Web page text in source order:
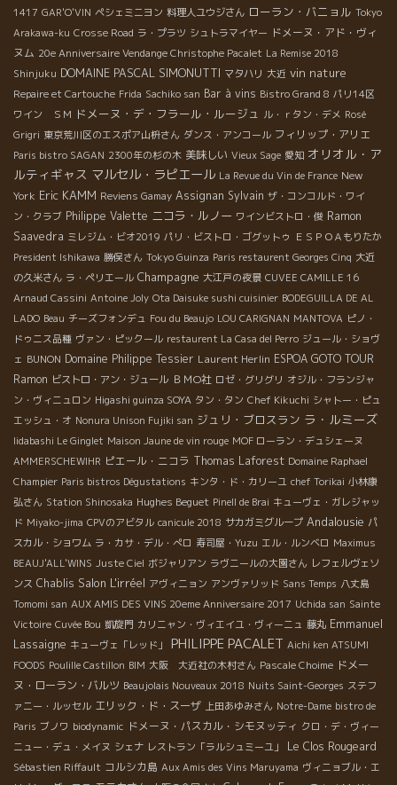
1417 GAR'O'VIN ペシェミニヨン 料理人ユウジさん ローラン・バニョル Tokyo
Arakawa-ku Crosse Road ラ・プラツ シュトラマイヤー ドメーヌ・アド・ヴィ
ヌム 20e Anniversaire Vendange Christophe Pacalet La Remise 2018
Shinjuku DOMAINE PASCAL SIMONUTTI マタハリ 大近 vin nature
Repaire et Cartouche Frida Sachiko san Bar à vins Bistro Grand 8 パリ14区
ワイン ＳＭ ドメーヌ・デ・フラール・ルージュ ル・ｒタン・デメ Rosé
Grigri 東京荒川区のエスポア山枡さん ダンス・アンコール フィリップ・アリエ
Paris bistro SAGAN 2300年の杉の木 美味しい Vieux Sage 愛知 オリオル・ア
ルティギャス マルセル・ラピエール La Revue du Vin de France New
York Eric KAMM Reviens Gamay Assignan Sylvain ザ・コンコルド・ワイ
ン・クラブ Philippe Valette ニコラ・ルノー ワインビストロ・俊 Ramon
Saavedra ミレジム・ビオ2019 パリ・ビストロ・ゴグットゥ ＥＳＰＯＡもりたか
President Ishikawa 勝俣さん Tokyo Guinza Paris restaurent Georges Cinq 大近
の久米さん ラ・ペリエール Champagne 大江戸の夜景 CUVEE CAMILLE 16
Arnaud Cassini Antoine Joly Ota Daisuke sushi cuisinier BODEGUILLA DE AL
LADO Beau チーズフォンデュ Fou du Beaujo LOU CARIGNAN MANTOVA ピノ・
ドゥニス品種 ヴァン・ピックール restaurent La Casa del Perro ジュール・ショヴ
ェ BUNON Domaine Philippe Tessier Laurent Herlin ESPOA GOTO TOUR
Ramon ビストロ・アン・ジュール ＢＭО社 ロゼ・グリグリ オジル・フランジャ
ン・ヴィニュロン Higashi guinza SOYA タン・タン Chef Kikuchi シャトー・ピュ
エッシュ・オ Nonura Unison Fujiki san ジュリ・ブロスラン ラ・ルミーズ
Iidabashi Le Ginglet Maison Jaune de vin rouge MOF ローラン・デュシェーヌ
AMMERSCHEWIHR ピエール・ニコラ Thomas Laforest Domaine Raphael
Champier Paris bistros Dégustations キンタ・ド・カリーユ chef Torikai 小林康
弘さん Station Shinosaka Hughes Beguet Pinell de Brai キューヴェ・ガレジャッ
ド Miyako-jima CPVのアビタル canicule 2018 サカガミグループ Andalousie パ
スカル・ショワム ラ・カサ・デル・ぺロ 寿司屋・Yuzu エル・ルンベロ Maximus
BEAUJ'ALL'WINS Juste Ciel ボジャリアン ラヴニールの大園さん レフェルヴェソ
ンス Chablis Salon L'irréel アヴィニョン アンヴァリッド Sans Temps 八丈島
Tomomi san AUX AMIS DES VINS 20eme Anniversaire 2017 Uchida san Sainte
Victoire Cuvée Bou 凱旋門 カリニャン・ヴィエイユ・ヴィーニュ 藤丸 Emmanuel
Lassaigne キューヴェ「レッド」 PHILIPPE PACALET Aichi ken ATSUMI
FOODS Poulille Castillon BIM 大阪 大近社の木村さん Pascale Choime ドメー
ヌ・ローラン・バルツ Beaujolais Nouveaux 2018 Nuits Saint-Georges ステフ
ァニー・ルッセル エリック・ド・スーザ 上田あゆみさん Notre-Dame bistro de
Paris ブノワ biodynamic ドメーヌ・パスカル・シモヌッティ クロ・デ・ヴィー
ニュー・デュ・メイヌ シェナ レストラン「ラルシュミーユ」 Le Clos Rougeard
Sébastien Riffault コルシカ島 Aux Amis des Vins Maruyama ヴィニョブル・エ